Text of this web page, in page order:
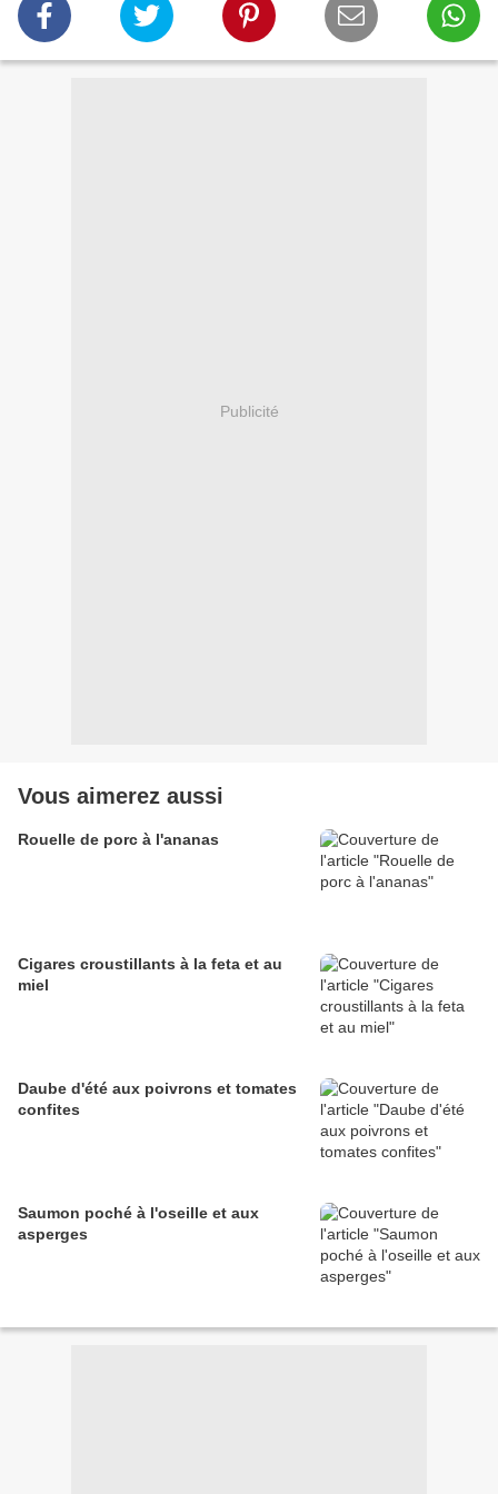
Publicité
Vous aimerez aussi
Rouelle de porc à l'ananas
Cigares croustillants à la feta et au
miel
Daube d'été aux poivrons et tomates
confites
Saumon poché à l'oseille et aux
asperges